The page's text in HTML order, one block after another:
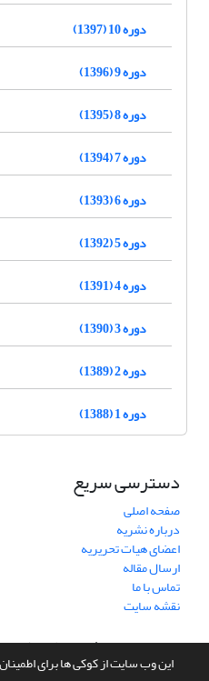
این وب سایت از کوکی ها برای
دوره 10 (1397)
دوره 9 (1396)
دوره 8 (1395)
دوره 7 (1394)
دوره 6 (1393)
دوره 5 (1392)
دوره 4 (1391)
دوره 3 (1390)
دوره 2 (1389)
دوره 1 (1388)
دسترسی سریع
صفحه اصلی
درباره نشریه
اعضای هیات تحریریه
ارسال مقاله
تماس با ما
نقشه سایت
سامانه مدیریت نشریات علمی.طراحی